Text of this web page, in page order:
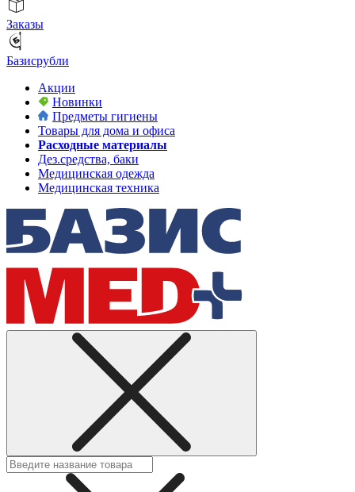
Заказы
Базисрубли
Акции
Новинки
Предметы гигиены
Товары для дома и офиса
Расходные материалы
Дез.средства, баки
Медицинская одежда
Медицинская техника